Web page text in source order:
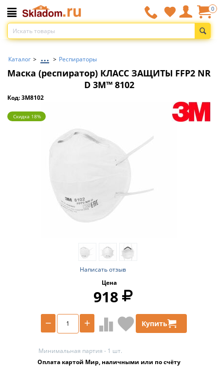
0
Каталог > ... > Респираторы
Маска (респиратор) КЛАСС ЗАЩИТЫ FFP2 NR
D 3M™ 8102
Код: 3M8102
Скидка 18%
Написать отзыв
Цена
918
+
− Купить
Минимальная партия - 1 шт.
Оплата картой Мир, наличными или по счёту